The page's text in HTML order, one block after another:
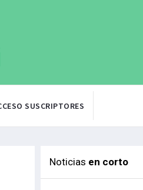
SUSCRIPTORES
Noticias en corto